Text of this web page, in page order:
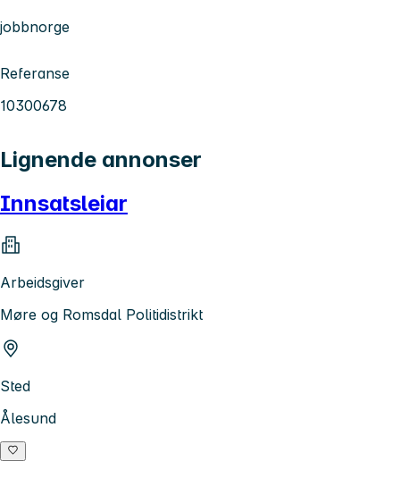
jobbnorge
Referanse
10300678
Lignende annonser
Innsatsleiar
Arbeidsgiver
Møre og Romsdal Politidistrikt
Sted
Ålesund